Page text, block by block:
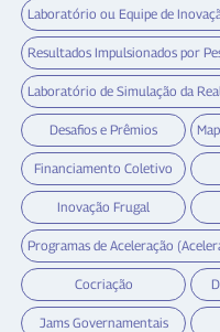
Laboratório ou Equipe de
Resultados Impulsionados por
Laboratório de Simulação da
Desafios e Prêmios
Financiamento Coletivo
Inovação Frugal
Programas de Aceleração
Cocriação
Jams Governamentais